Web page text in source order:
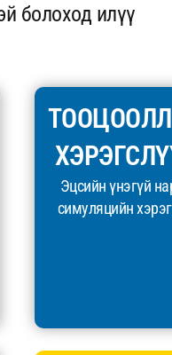
болоход илүү
Эцсийн үнэгүй
симуляцийн